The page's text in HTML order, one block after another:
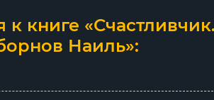
к книге
Наиль»: